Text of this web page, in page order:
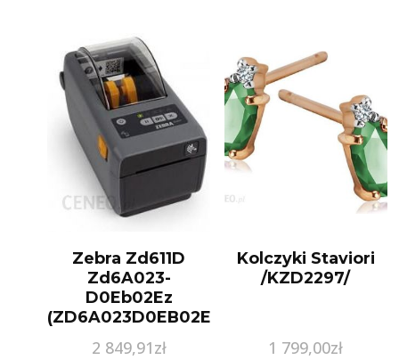
Zebra Zd611D
Zd6A023-
D0Eb02Ez
(ZD6A023D0EB02EZ)
2 849,91zł
Kolczyki Staviori
/KZD2297/
1 799,00zł